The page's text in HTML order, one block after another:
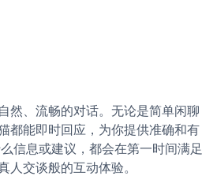
然、流畅的对话。无论是简单闲聊
都能即时回应，为你提供准确和有
信息或建议，都会在第一时间满足
人交谈般的互动体验。